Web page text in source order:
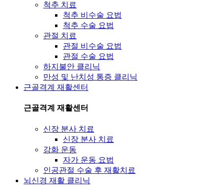
척추 치료
척추 비수술 요법
척추 수술 요법
관절 치료
관절 비수술 요법
관절 수술 요법
하지불안 클리닉
만성 및 난치성 통증 클리닉
근골격계 재활센터
근골격계 재활센터
신장 분사 치료
신장 분사 치료
강화 운동
자가 운동 요법
인공관절 수술 후 재활치료
뇌신경 재활 클리닉